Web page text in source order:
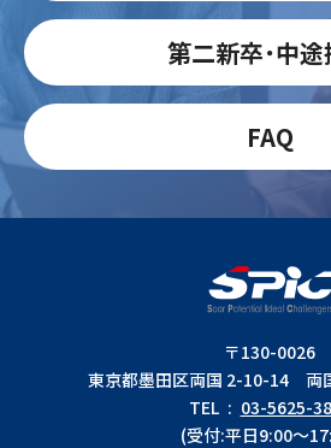
第二新卒・中
FAQ
〒130-0026
東京都墨田区両国 2-10-14 両
TEL : 03-5625-
(受付:平日9:00〜